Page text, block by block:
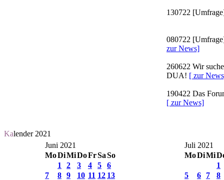
130722
080722
zur News]
260622 Wir
DUA! [ zur
190422 Das
[ zur News]
Kalender 2021
Juni 2021
MoDiMiDoFrSaSo
1
2 3 4 5
6
7
8 9 10 11 12 13
Juli 2021
MoDiMi
1
5
6 7
8